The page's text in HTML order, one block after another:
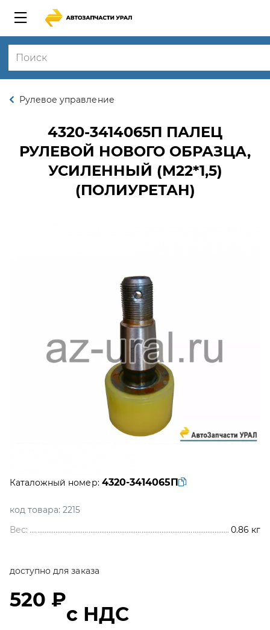
Рулевое управление
4320-3414065П ПАЛЕЦ
РУЛЕВОЙ НОВОГО ОБРАЗЦА,
УСИЛЕННЫЙ (М22*1,5)
(ПОЛИУРЕТАН)
Каталожный номер: 4320-3414065П
код товара: 2215
Вес:
0.86 кг
доступно для заказа
520 ₽
с НДС